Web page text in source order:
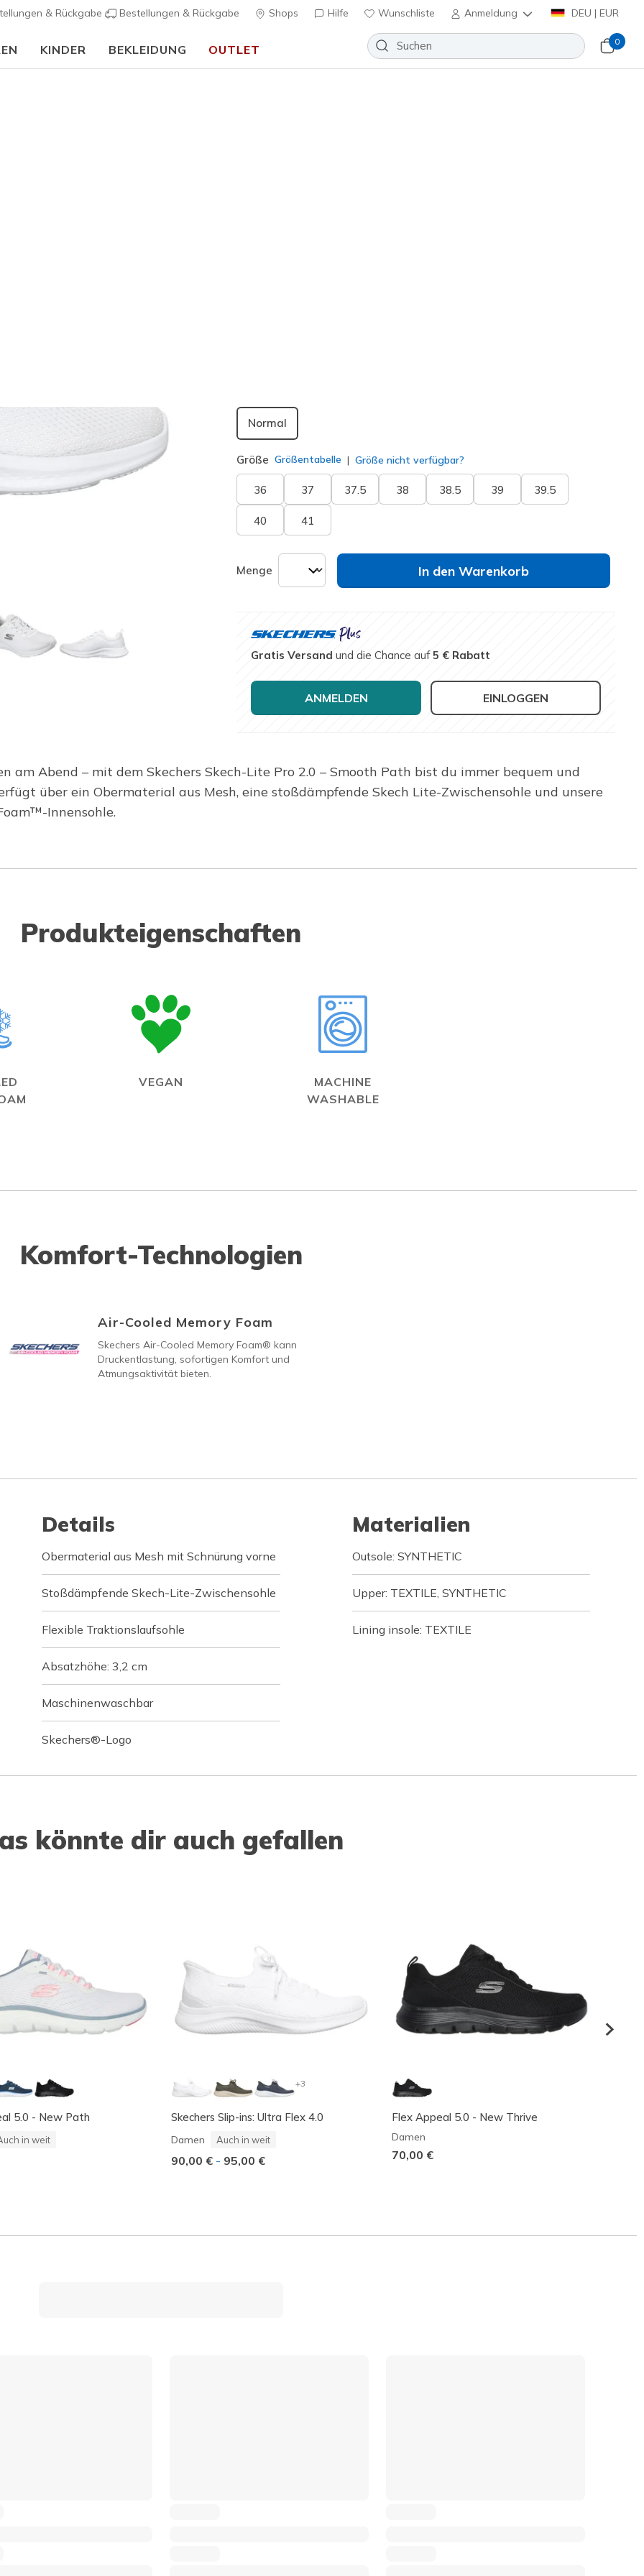
& Rückgabe Bestellungen & Rückgabe Shops Hilfe Wunschliste Anmeldung DEU | EUR
KINDER BEKLEIDUNG OUTLET
0
Normal
Größe Größentabelle Größe nicht verfügbar?
36 37 37.5 38 38.5 39 39.5
40 41
Menge In den Warenkorb
Gratis Versand und die Chance auf5 € Rabatt
ANMELDEN EINLOGGEN
am Abend – mit dem Skechers Skech-Lite Pro 2.0 – Smooth Path bist du immer bequem und
über ein Obermaterial aus Mesh, eine stoßdämpfende Skech Lite-Zwischensohle und unsere
Innensohle.
Produkteigenschaften
VEGAN
MACHINE
WASHABLE
Komfort-Technologien
Air-Cooled Memory Foam
Skechers Air-Cooled Memory Foam® kann
Druckentlastung, sofortigen Komfort und
Atmungsaktivität bieten.
Details
Obermaterial aus Mesh mit Schnürung vorne
Stoßdämpfende Skech-Lite-Zwischensohle
Flexible Traktionslaufsohle
Absatzhöhe: 3,2 cm
Maschinenwaschbar
Skechers®-Logo
Materialien
Outsole: SYNTHETIC
Upper: TEXTILE, SYNTHETIC
Lining insole: TEXTILE
könnte dir auch gefallen
5.0 - New Path
in weit
+3
Skechers Slip-ins: Ultra Flex 4.0
Damen Auch in weit
90,00 € - 95,00 €
Flex Appeal 5.0 - New Thrive
Damen
70,00 €